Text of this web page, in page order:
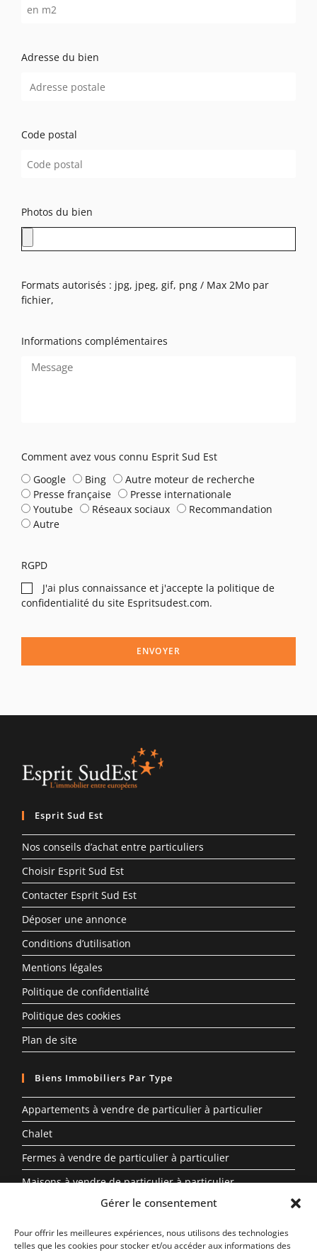
Gérer le consentement
Pour offrir les meilleures expériences, nous utilisons des technologies
telles que les cookies pour stocker et/ou accéder aux informations des
Adresse du bien
Code postal
Photos du bien
Formats autorisés : jpg, jpeg, gif, png / Max 2Mo par
fichier,
Informations complémentaires
Comment avez vous connu Esprit Sud Est
Google
Bing
Autre moteur de recherche
Presse française
Presse internationale
Youtube
Réseaux sociaux
Recommandation
Autre
RGPD
J'ai plus connaissance et j'accepte la politique de
confidentialité du site Espritsudest.com.
ENVOYER
Esprit Sud Est
Nos conseils d’achat entre particuliers
Choisir Esprit Sud Est
Contacter Esprit Sud Est
Déposer une annonce
Conditions d’utilisation
Mentions légales
Politique de confidentialité
Politique des cookies
Plan de site
Biens Immobiliers Par Type
Appartements à vendre de particulier à particulier
Chalet
Fermes à vendre de particulier à particulier
Maisons à vendre de particulier à particulier
Propriété à vendre en Auvergne-Rhône-Alpes entre